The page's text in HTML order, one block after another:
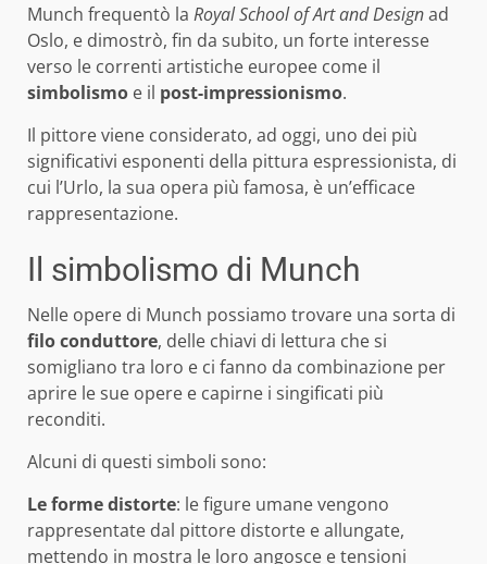
Munch frequentò la Royal School of Art and Designad
Oslo, e dimostrò, fin da subito, un forte interesse
verso le correnti artistiche europee come il
simbolismo e il post-impressionismo.
Il pittore viene considerato, ad oggi, uno dei più
significativi esponenti della pittura espressionista, di
cui l’Urlo, la sua opera più famosa, è un’efficace
rappresentazione.
Il simbolismo di Munch
Nelle opere di Munch possiamo trovare una sorta di
filo conduttore, delle chiavi di lettura che si
somigliano tra loro e ci fanno da combinazione per
aprire le sue opere e capirne i singificati più
reconditi.
Alcuni di questi simboli sono:
Le forme distorte: le figure umane vengono
rappresentate dal pittore distorte e allungate,
mettendo in mostra le loro angosce e tensioni